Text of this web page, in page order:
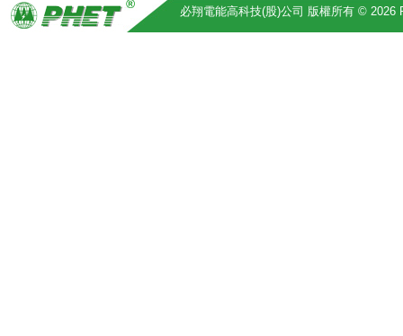
必翔電能高科技(股)公司 版權所有 © 2026